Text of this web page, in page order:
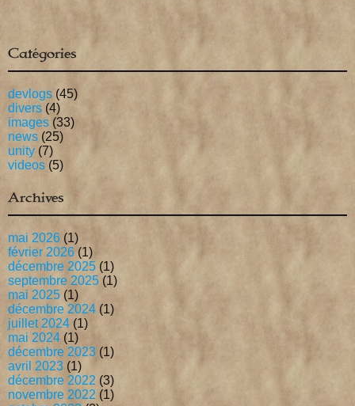
Catégories
devlogs (45)
divers (4)
images (33)
news (25)
unity (7)
videos (5)
Archives
mai 2026 (1)
février 2026 (1)
décembre 2025 (1)
septembre 2025 (1)
mai 2025 (1)
décembre 2024 (1)
juillet 2024 (1)
mai 2024 (1)
décembre 2023 (1)
avril 2023 (1)
décembre 2022 (3)
novembre 2022 (1)